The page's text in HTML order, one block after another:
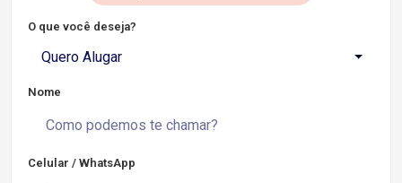
O que você deseja?
Quero Alugar
Nome
Celular / WhatsApp